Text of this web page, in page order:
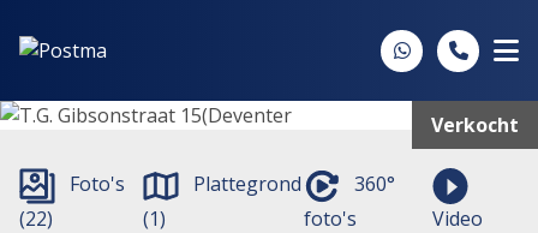
Verkocht
Foto's
(22)
Plattegrond
(1)
360°
foto's
Video